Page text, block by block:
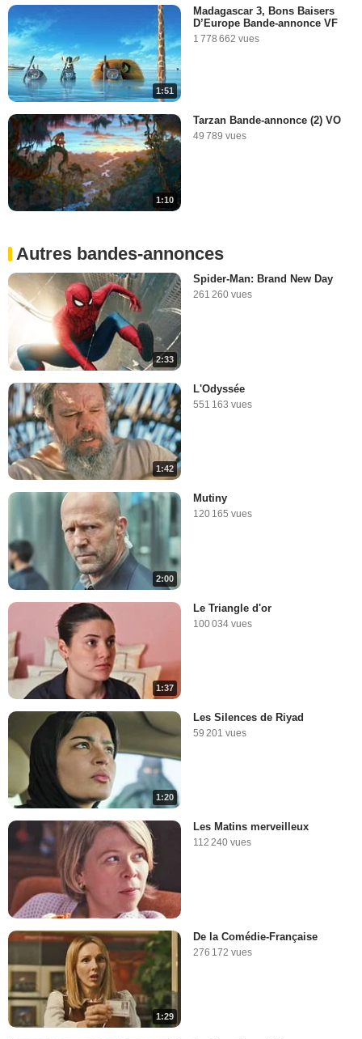
1:51
Madagascar 3, Bons Baisers
D’Europe Bande-annonce VF
1 778 662 vues
1:10
Tarzan Bande-annonce (2) VO
49 789 vues
Autres bandes-annonces
2:33
Spider-Man: Brand New Day
261 260 vues
1:42
L'Odyssée
551 163 vues
2:00
Mutiny
120 165 vues
1:37
Le Triangle d'or
100 034 vues
1:20
Les Silences de Riyad
59 201 vues
Les Matins merveilleux
112 240 vues
1:29
De la Comédie-Française
276 172 vues